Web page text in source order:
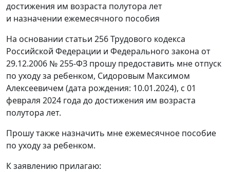
достижения им возраста полутора лет
и назначении ежемесячного пособия
На основании статьи 256 Трудового кодекса
Российской Федерации и Федерального закона от
29.12.2006 № 255-ФЗ прошу предоставить мне отпуск
по уходу за ребенком, Сидоровым Максимом
Алексеевичем (дата рождения: 10.01.2024), с 01
февраля 2024 года до достижения им возраста
полутора лет.
Прошу также назначить мне ежемесячное пособие
по уходу за ребенком.
К заявлению прилагаю: